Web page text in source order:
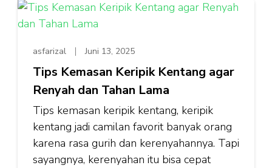
asfarizal Juni 13, 2025
Tips Kemasan Keripik Kentang agar
Renyah dan Tahan Lama
Tips kemasan keripik kentang, keripik
kentang jadi camilan favorit banyak orang
karena rasa gurih dan kerenyahannya. Tapi
sayangnya, kerenyahan itu bisa cepat